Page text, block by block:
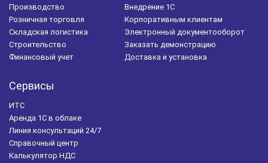
Производство
Розничная торговля
Складская логистика
Строительство
Финансовый учет
Внедрение 1С
Корпоративным клиентам
Электронный документооборот
Заказать демонстрацию
Доставка и установка
Сервисы
ИТС
Аренда 1С в облаке
Линия консультаций 24/7
Справочный центр
Калькулятор НДС